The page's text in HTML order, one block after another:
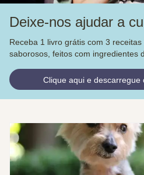
Deixe-nos ajudar a
Receba 1 livro grátis com 3
saborosos, feitos com ingredientes
Clique aqui e descarregue